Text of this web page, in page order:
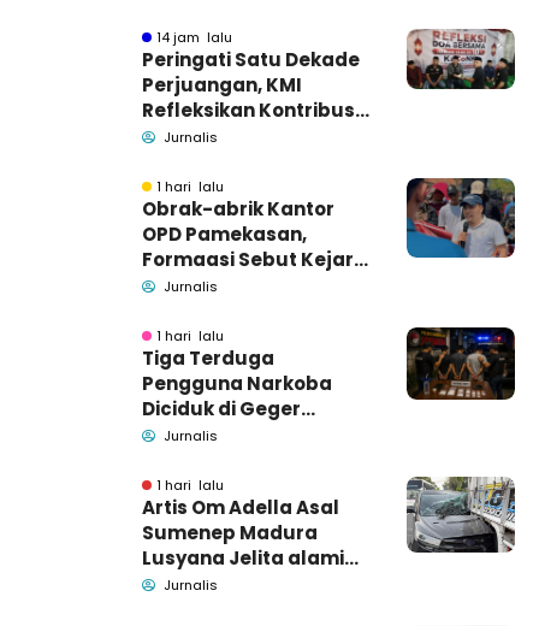
14 jam lalu
Peringati Satu Dekade
Perjuangan, KMI
Refleksikan Kontribusi
untuk Masyarakat
Jurnalis
1 hari lalu
Obrak-abrik Kantor
OPD Pamekasan,
Formaasi Sebut Kejari
Pamekasan
Jurnalis
1 hari lalu
Tiga Terduga
Pengguna Narkoba
Diciduk di Geger
Bangkalan, Polisi Masih
Barang Bukti
Jurnalis
1 hari lalu
Artis Om Adella Asal
Sumenep Madura
Lusyana Jelita alami
kecelakaan di Wonogiri
Jurnalis